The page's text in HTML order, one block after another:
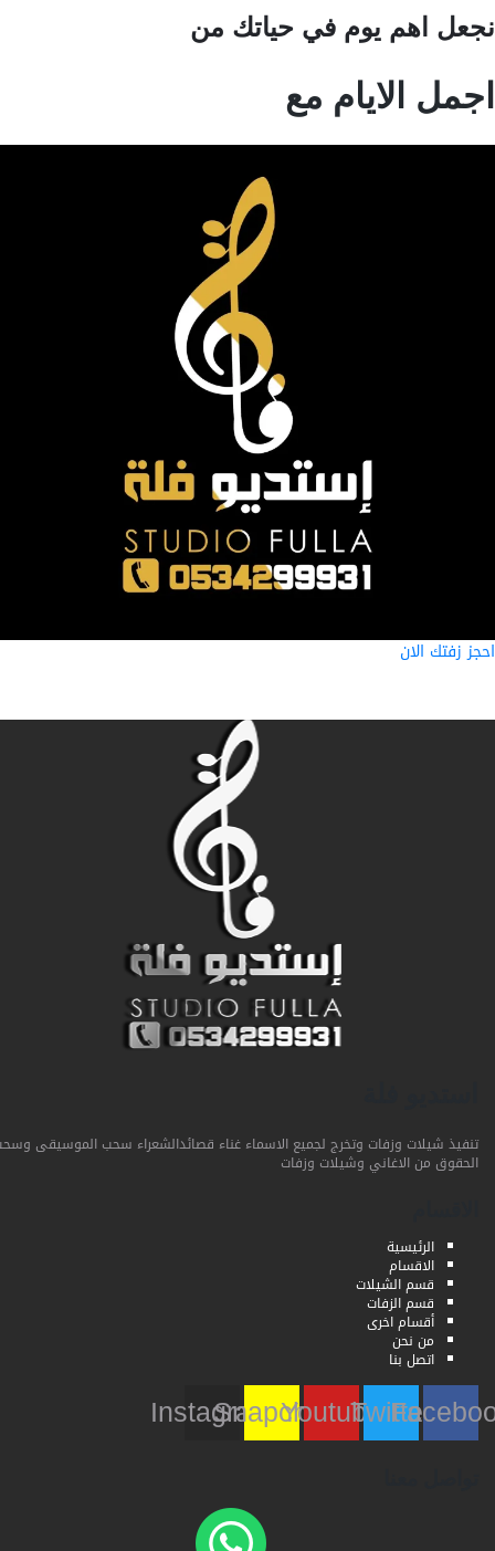
اهم يوم في حياتك من
الايام مع
زفتك الان
تنفيذ شيلات وزفات وتخرج لجميع الاسماء غناء قصائدالشعراء سحب الموسيقى وسحب
الحقوق من الاغاني وشيلات وزفات
الرئيسية
الاقسام
قسم الشيلات
قسم الزفات
أقسام اخرى
من نحن
اتصل بنا
Twitter
Youtube
Snapchat
Instagram